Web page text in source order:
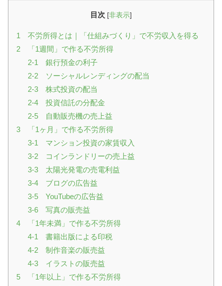
目次 [非表示]
1 不労所得とは｜「仕組みづくり」で不労収入を得る
2 「1週間」で作る不労所得
2-1 銀行預金の利子
2-2 ソーシャルレンディングの配当
2-3 株式投資の配当
2-4 投資信託の分配金
2-5 自動販売機の売上益
3 「1ヶ月」で作る不労所得
3-1 マンション投資の家賃収入
3-2 コインランドリーの売上益
3-3 太陽光発電の売電利益
3-4 ブログの広告益
3-5 YouTubeの広告益
3-6 写真の販売益
4 「1年未満」で作る不労所得
4-1 書籍出版による印税
4-2 制作音楽の販売益
4-3 イラストの販売益
5 「1年以上」で作る不労所得